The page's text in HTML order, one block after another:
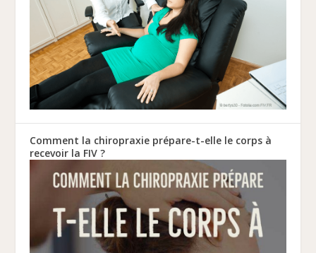
Comment la chiropraxie prépare-t-elle le corps à
recevoir la FIV ?